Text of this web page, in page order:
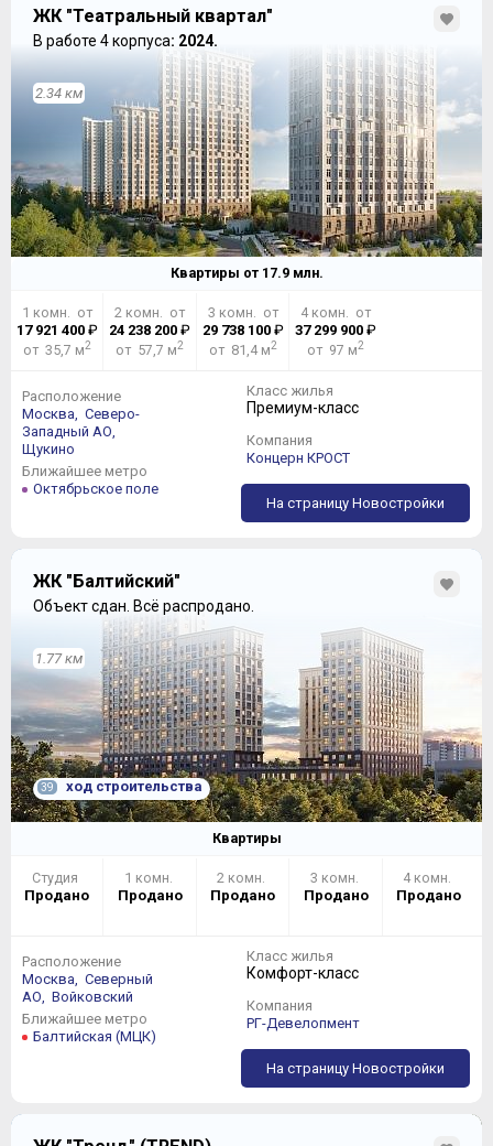
ЖК "Театральный квартал"
В работе 4 корпуса: 2024.
2.34 км
Квартиры от 17.9млн.
1 комн. от
17 921 400₽
от 35,7 м2
2 комн. от
24 238 200 ₽
от 57,7 м2
3 комн. от
29 738 100₽
от 81,4 м2
4 комн. от
37 299 900 ₽
от 97 м2
Расположение
Москва, Северо-
Западный АО,
Щукино
Ближайшее метро
Октябрьское поле
Класс жилья
Премиум-класс
Компания
Концерн КРОСТ
На страницу Новостройки
ЖК "Балтийский"
Объект сдан. Всё распродано.
1.77 км
39 ход строительства
Квартиры
Студия
Продано
1 комн.
Продано
2 комн.
Продано
3 комн.
Продано
4 комн.
Продано
Расположение
Москва, Северный
АО, Войковский
Ближайшее метро
Балтийская (МЦК)
Класс жилья
Комфорт-класс
Компания
РГ-Девелопмент
На страницу Новостройки